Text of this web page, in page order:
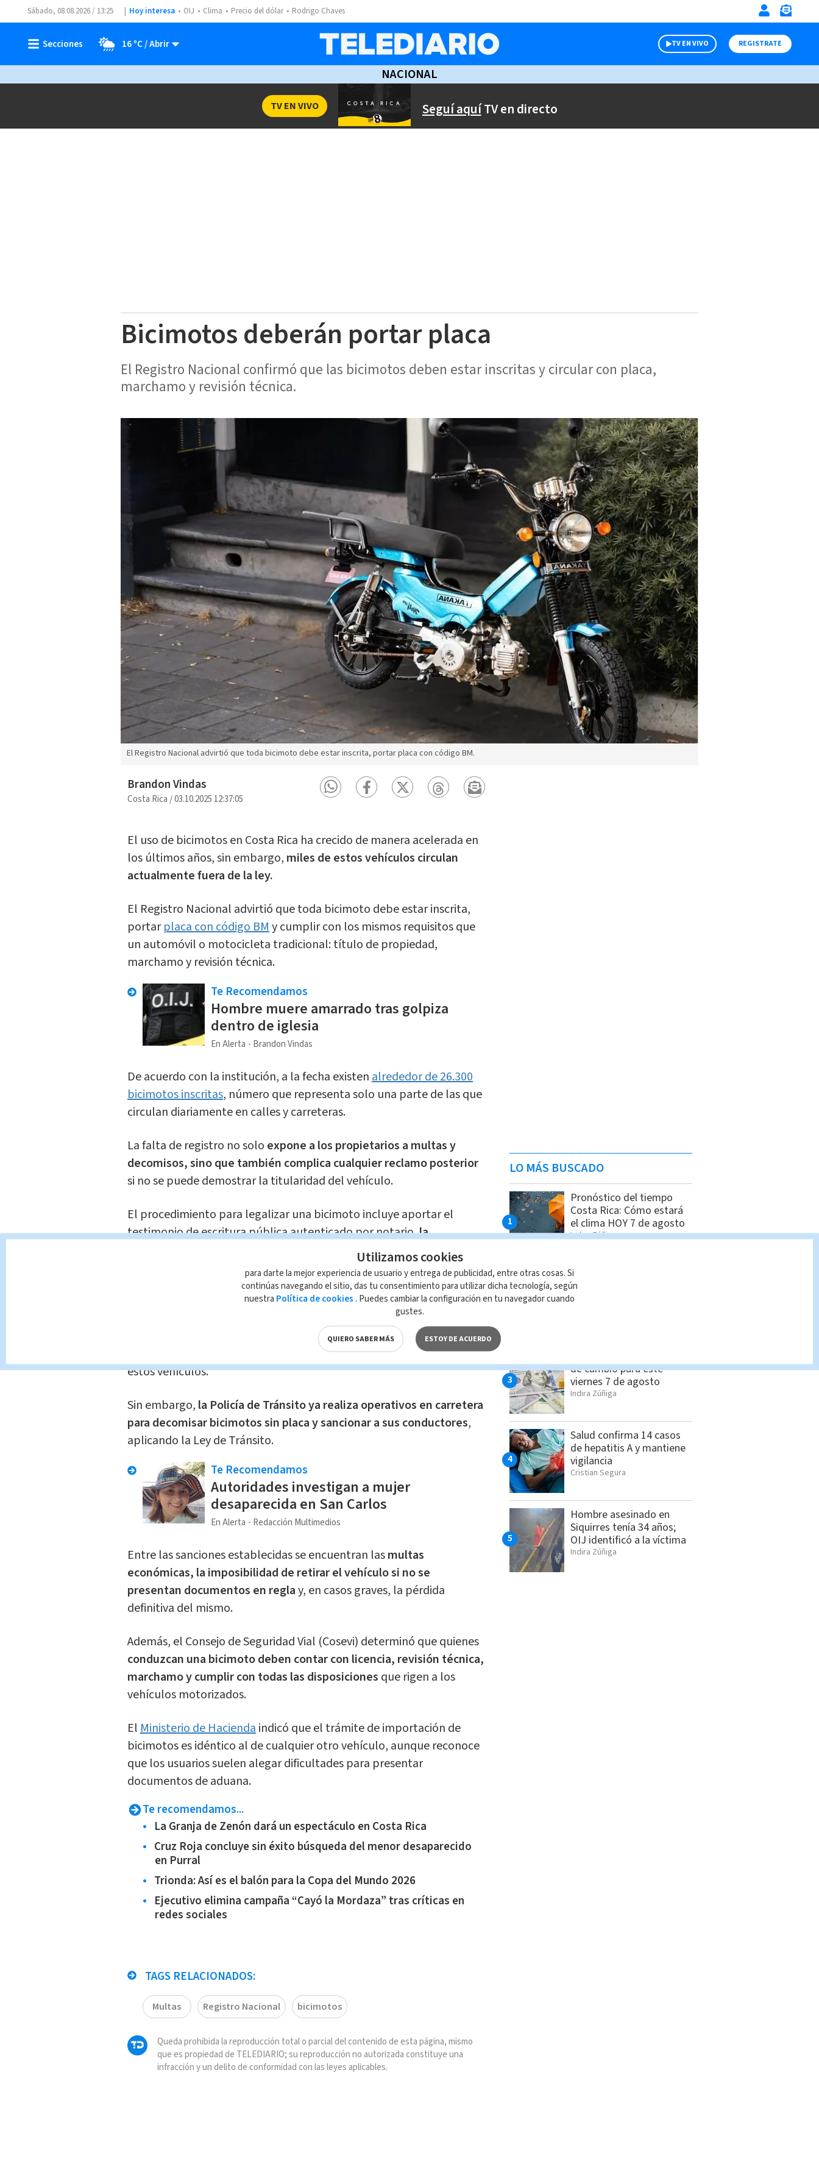
Sábado, 08.08.2026 / 13:25 Hoy interesa OIJ Clima Precio del dólar Rodrigo Chaves
16 ºC TV EN VIVO REGISTRATE
NACIONAL
Seguí aquíTV en directo
TV EN VIVO
Bicimotos deberán portar placa
El Registro Nacional confirmó que las bicimotos deben estar inscritas y circular con placa,
marchamo y revisión técnica.
El Registro Nacional advirtió que toda bicimoto debe estar inscrita, portar placa con código BM.
Brandon Vindas
Costa Rica/03.10.2025 12:37:05
El uso de bicimotos en Costa Rica ha crecido de manera acelerada en
los últimos años, sin embargo, miles de estos vehículos circulan
actualmente fuera de la ley.
El Registro Nacional advirtió que toda bicimoto debe estar inscrita,
portarplaca con código BMy cumplir con los mismos requisitos que
un automóvil o motocicleta tradicional: título de propiedad,
marchamo y revisión técnica.
Te Recomendamos
Hombre muere amarrado tras golpiza
dentro de iglesia
En Alerta Brandon Vindas
De acuerdo con la institución, a la fecha existenalrededor de 26.300
bicimotos inscritas, número que representa solo una parte de las que
circulan diariamente en calles y carreteras.
La falta de registro no solo expone a los propietarios a multas y
decomisos, sino que también complica cualquier reclamo posterior
si no se puede demostrar la titularidad del vehículo.
El procedimiento para legalizar una bicimoto incluye aportar el
testimonio de escritura pública autenticado por notario,la
transmisión electrónica de la Declaración Única Aduanera (DUA), el
pago de impuestos y derechos de circulación, así como la revisión
En caso de exenciones tributarias, estas deben
acreditarse ante el Ministerio de Hacienda.
A pesar de la claridad del marco legal, el Ministerio de Obras Públicas
aún no define un reglamento específicopara
estos vehículos.
Sin embargo, la Policía de Tránsito ya realiza operativos en carretera
para decomisar bicimotos sin placa y sancionar a sus conductores,
aplicando la Ley de Tránsito.
Te Recomendamos
Autoridades investigan a mujer
desaparecida en San Carlos
En Alerta Redacción Multimedios
Entre las sanciones establecidas se encuentran lasmultas
económicas, la imposibilidad de retirar el vehículo si no se
presentan documentos en reglay, en casos graves, la pérdida
definitiva del mismo.
Además, el Consejo de Seguridad Vial (Cosevi) determinó que quienes
conduzcan una bicimoto deben contar con licencia, revisión técnica,
marchamo y cumplir con todas las disposiciones que rigen a los
vehículos motorizados.
ElMinisterio de Haciendaindicó que el trámite de importación de
bicimotos es idéntico al de cualquier otro vehículo, aunque reconoce
que los usuarios suelen alegar dificultades para presentar
documentos de aduana.
Te recomendamos...
La Granja de Zenón dará un espectáculo en Costa Rica
Cruz Roja concluye sin éxito búsqueda del menor desaparecido
en Purral
Trionda: Así es el balón para la Copa del Mundo 2026
Ejecutivo elimina campaña “Cayó la Mordaza” tras críticas en
redes sociales
TAGS RELACIONADOS:
Multas Registro Nacional bicimotos
Queda prohibida la reproducción total o parcial del contenido de esta página, mismo
que es propiedad de TELEDIARIO; su reproducción no autorizada constituye una
infracción y un delito de conformidad con las leyes aplicables.
LO MÁS BUSCADO
Pronóstico del tiempo
Costa Rica: Cómo estará
el clima HOY 7 de agosto
Indira Zúñiga
Dólar en Costa Rica: Tipo
de cambio para este
martes 4 de agosto
de cambio para este
viernes 7 de agosto
Indira Zúñiga
Salud confirma 14 casos
de hepatitis A y mantiene
vigilancia
Cristian Segura
Hombre asesinado en
Siquirres tenía 34 años;
OIJ identificó a la víctima
Indira Zúñiga
Utilizamos cookies
para darte la mejor experiencia de usuario y entrega de publicidad, entre otras cosas. Si
continúas navegando el sitio, das tu consentimiento para utilizar dicha tecnología, según
nuestra Política de cookies . Puedes cambiar la configuración en tu navegador cuando
gustes.
QUIERO SABER MÁS ESTOY DE ACUERDO